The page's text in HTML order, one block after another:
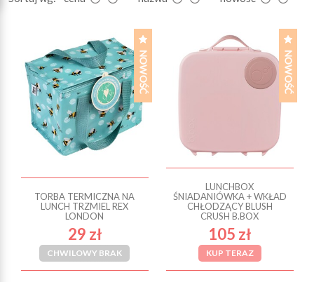
TORBA TERMICZNA NA
LUNCH TRZMIEL REX
LONDON
29 zł
CHWILOWY BRAK
LUNCHBOX
ŚNIADANIÓWKA + WKŁAD
CHŁODZĄCY BLUSH
CRUSH B.BOX
105 zł
KUP TERAZ